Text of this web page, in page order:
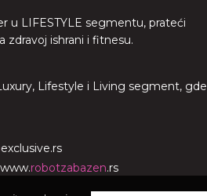
u LIFESTYLE segmentu, prateći
ishrani i fitnesu.
Lifestyle i Living segment, gde
exclusive.rs
www.robotzabazen.rs